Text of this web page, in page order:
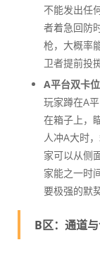
不能发出任
者着急回防
枪，大概率
卫者提前投
A平台双卡位
玩家蹲在A
在箱子上，
人冲A大时
家可以从侧
家能之一时
要极强的默
B区：通道